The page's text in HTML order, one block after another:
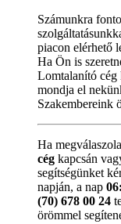
Számunkra
piacon elérhető
Ha Ön is
Lomtalanító cég
mondja el
Szakembereink
Ha
cég kapcsán
segítségünket
napján, a nap
(70) 678 00 24
örömmel